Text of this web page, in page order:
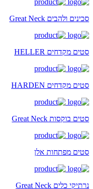
סכינים ולהבים Great Neck
סטים מקדחים HELLER
סטים מקדחים HARDEN
סטים בוקסות Great Neck
סטים מפתחות אלן
נרתיקי כלים Great Neck